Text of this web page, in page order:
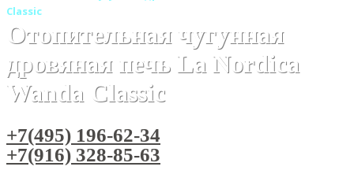
Classic
Отопительная чугунная
дровяная печь La Nordica
Wanda Classic
+7(495) 196-62-34
+7(916) 328-85-63